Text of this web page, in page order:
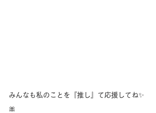
みんなも私のことを『推し』て応援してね✨
🎀